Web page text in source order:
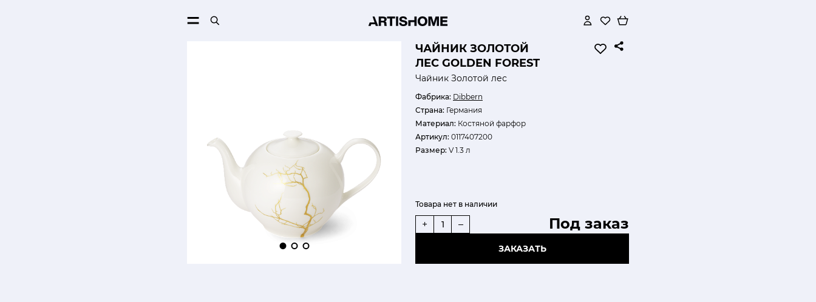
ЧАЙНИК ЗОЛОТОЙ
ЛЕС GOLDEN FOREST
Чайник Золотой лес
Фабрика: Dibbern
Страна: Германия
Материал: Костяной фарфор
Артикул: 0117407200
Размер: V 1.3 л
Товара нет в наличии
Под заказ
+ –
ЗАКАЗАТЬ